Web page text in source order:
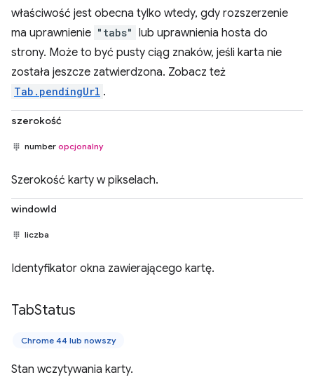
właściwość jest obecna tylko wtedy, gdy rozszerzenie
ma uprawnienie "tabs" lub uprawnienia hosta do
strony. Może to być pusty ciąg znaków, jeśli karta nie
została jeszcze zatwierdzona. Zobacz też
Tab.pendingUrl .
szerokość
number opcjonalny
Szerokość karty w pikselach.
windowId
liczba
Identyfikator okna zawierającego kartę.
TabStatus
Chrome 44 lub nowszy
Stan wczytywania karty.